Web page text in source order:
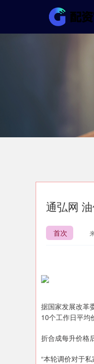
通弘网
首次
据国家发展改革
10个工作日平均
折合成每升价格
“本轮调价对于